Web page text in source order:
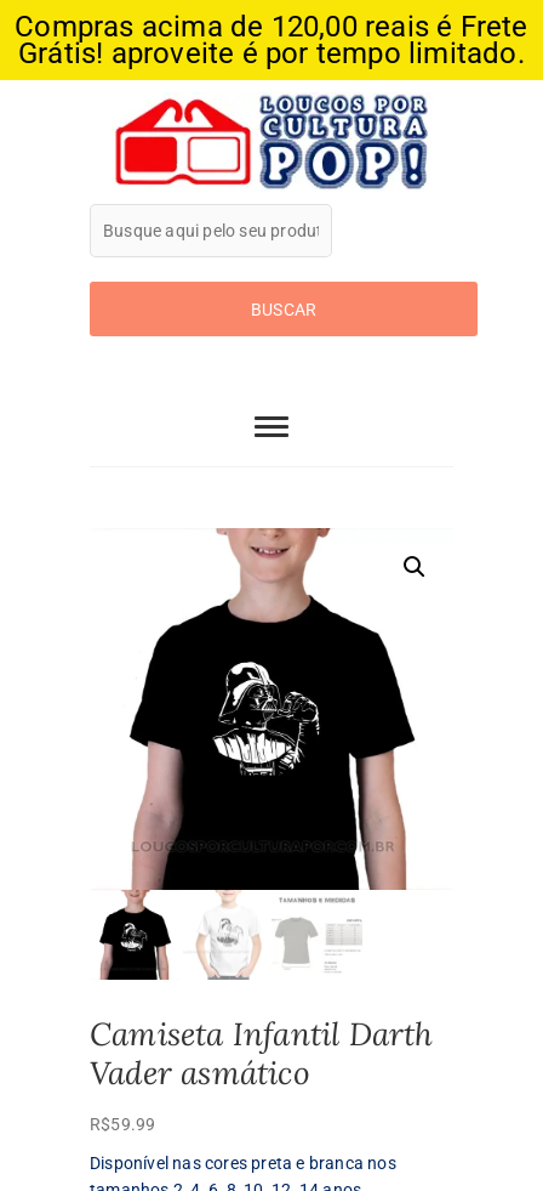
Compras acima de 120,00 reais é Frete
Grátis! aproveite é por tempo limitado.
Loucos Por
Cultura Pop
Camiseta Infantil Darth
Vader asmático
R$59.99
Disponível nas cores preta e branca nos